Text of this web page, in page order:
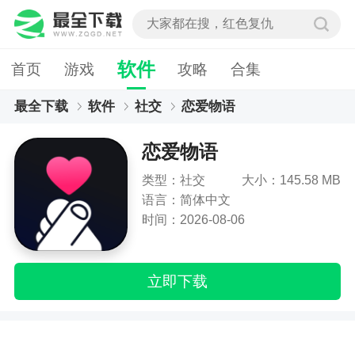
首页 游戏 软件 攻略 合集
最全下载 软件 社交 恋爱物语
恋爱物语
类型：社交
大小：145.58 MB
语言：简体中文
时间：2026-08-06
立即下载